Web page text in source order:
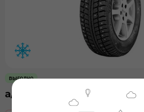
выгодно
а/ш 175/65х14 МР 50 Sibir